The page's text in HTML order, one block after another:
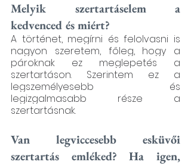
Melyik szertartáselem a
kedvenced és miért?
A történet, megírni és felolvasni is
nagyon szeretem, főleg, hogy a
pároknak ez meglepetés a
szertartáson. Szerintem ez a
legszemélyesebb és
legizgalmasabb része a
szertartásnak.
Van legviccesebb esküvői
szertartás emléked? Ha igen,